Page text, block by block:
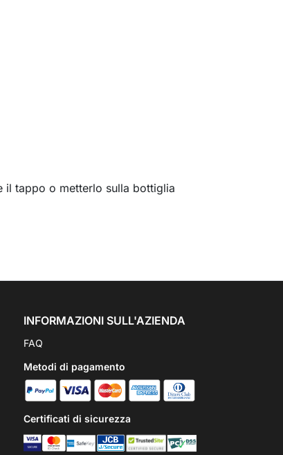
il tappo o metterlo sulla bottiglia
INFORMAZIONI SULL'AZIENDA
FAQ
Metodi di pagamento
Certificati di sicurezza